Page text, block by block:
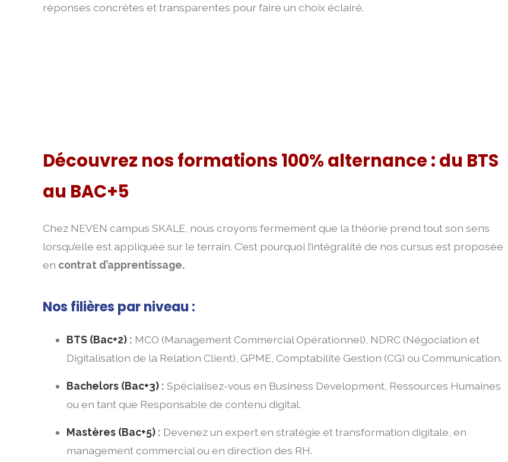
réponses concrètes et transparentes pour faire un choix éclairé.
Découvrez nos formations 100% alternance : du BTS
au BAC+5
Chez NEVEN campus SKALE, nous croyons fermement que la théorie prend tout son sens
lorsqu’elle est appliquée sur le terrain. C’est pourquoi l’intégralité de nos cursus est proposée
en contrat d’apprentissage.
Nos filières par niveau :
BTS (Bac+2) : MCO (Management Commercial Opérationnel), NDRC (Négociation et
Digitalisation de la Relation Client), GPME, Comptabilité Gestion (CG) ou Communication.
Bachelors (Bac+3) : Spécialisez-vous en Business Development, Ressources Humaines
ou en tant que Responsable de contenu digital.
Mastères (Bac+5) : Devenez un expert en stratégie et transformation digitale, en
management commercial ou en direction des RH.